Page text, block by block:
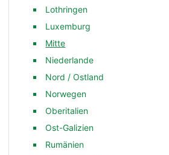
Lothringen
Luxemburg
Mitte
Niederlande
Nord / Ostland
Norwegen
Oberitalien
Ost-Galizien
Rumänien